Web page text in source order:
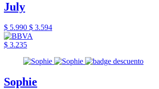
July
$ 5.990 $ 3.594
$ 3.235
Sophie